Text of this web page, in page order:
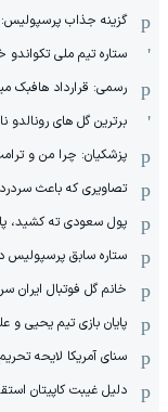
گزینه جذاب پرسپولیس:
ستاره تیم ملی تکواندو
رسمی: قرارداد هافبک
برترین گل های رونالدو
پزشکیان: چرا من و
تصاویری که باعث
پول سعودی ته کشید،
ستاره سابق پرسپولیس
خانم گل فوتبال ایران
پایان بازی تیم یحیی و
سنای آمریکا لایحه
دلیل غیبت کاپیتان